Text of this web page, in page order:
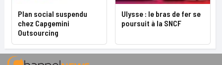
Plan social suspendu
chez Capgemini
Outsourcing
Ulysse : le bras de fer se
poursuit à la SNCF